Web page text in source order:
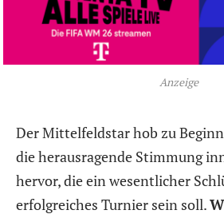
Anzeige
Der Mittelfeldstar hob zu
die herausragende Stimmung
hervor, die ein wesentlicher
erfolgreiches Turnier sein soll.